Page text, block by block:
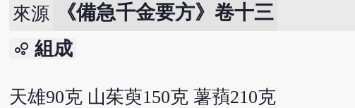
來源 《備急千金要方》卷十三
bubble_chart 組成
天雄90克 山茱萸150克 薯蕷210克